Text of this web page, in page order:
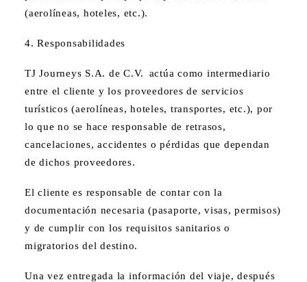
(aerolíneas, hoteles, etc.).
4. Responsabilidades
TJ Journeys S.A. de C.V. actúa como intermediario
entre el cliente y los proveedores de servicios
turísticos (aerolíneas, hoteles, transportes, etc.), por
lo que no se hace responsable de retrasos,
cancelaciones, accidentes o pérdidas que dependan
de dichos proveedores.
El cliente es responsable de contar con la
documentación necesaria (pasaporte, visas, permisos)
y de cumplir con los requisitos sanitarios o
migratorios del destino.
Una vez entregada la información del viaje, después